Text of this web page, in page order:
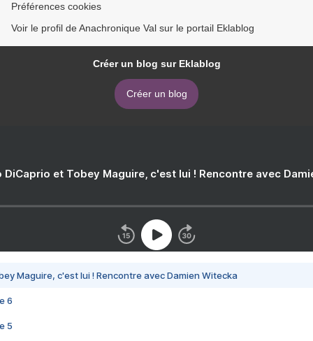
Préférences cookies
Voir le profil de Anachronique Val sur le portail Eklablog
Créer un blog sur Eklablog
Créer un blog
DiCaprio et Tobey Maguire, c'est lui ! Rencontre avec
Maguire, c'est lui ! Rencontre avec Damien Witecka
6
5